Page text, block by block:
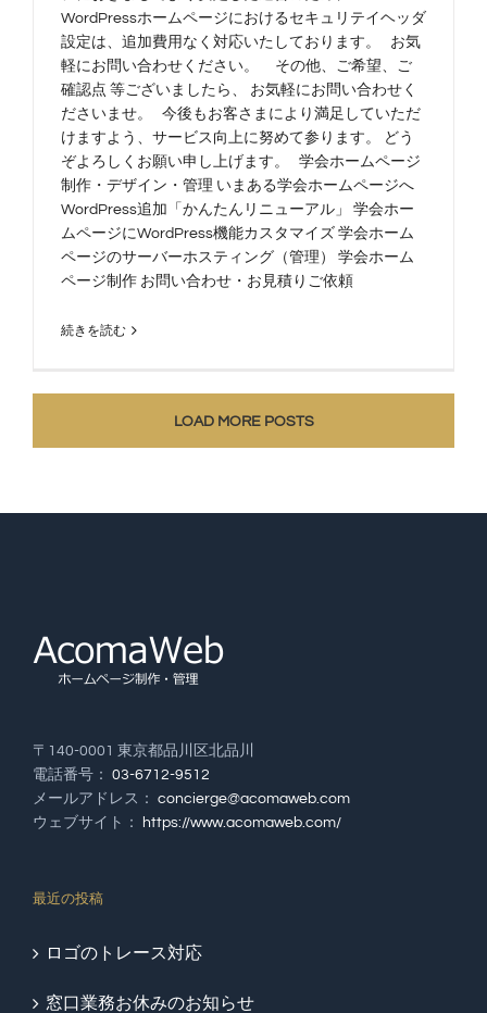
WordPressホームページにおけるセキュリテイヘッダ
設定は、追加費用なく対応いたしております。 お気
軽にお問い合わせください。 その他、ご希望、ご
確認点 等ございましたら、 お気軽にお問い合わせく
ださいませ。 今後もお客さまにより満足していただ
けますよう、サービス向上に努めて参ります。 どう
ぞよろしくお願い申し上げます。 学会ホームページ
制作・デザイン・管理 いまある学会ホームページへ
WordPress追加「かんたんリニューアル」 学会ホー
ムページにWordPress機能カスタマイズ 学会ホーム
ページのサーバーホスティング（管理） 学会ホーム
ページ制作 お問い合わせ・お見積りご依頼
続きを読む
LOAD MORE POSTS
〒140-0001 東京都品川区北品川
電話番号： 03-6712-9512
メールアドレス： concierge@acomaweb.com
ウェブサイト：
https://www.acomaweb.com/
最近の投稿
ロゴのトレース対応
窓口業務お休みのお知らせ